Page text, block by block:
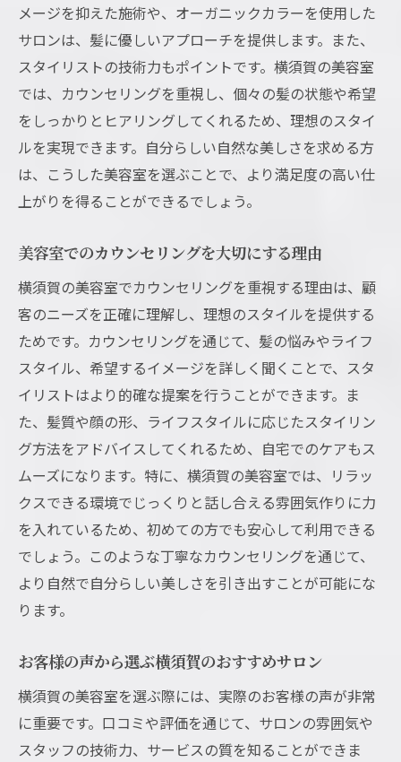
メージを抑えた施術や、オーガニックカラーを使用した
サロンは、髪に優しいアプローチを提供します。また、
スタイリストの技術力もポイントです。横須賀の美容室
では、カウンセリングを重視し、個々の髪の状態や希望
をしっかりとヒアリングしてくれるため、理想のスタイ
ルを実現できます。自分らしい自然な美しさを求める方
は、こうした美容室を選ぶことで、より満足度の高い仕
上がりを得ることができるでしょう。
美容室でのカウンセリングを大切にする理由
横須賀の美容室でカウンセリングを重視する理由は、顧
客のニーズを正確に理解し、理想のスタイルを提供する
ためです。カウンセリングを通じて、髪の悩みやライフ
スタイル、希望するイメージを詳しく聞くことで、スタ
イリストはより的確な提案を行うことができます。ま
た、髪質や顔の形、ライフスタイルに応じたスタイリン
グ方法をアドバイスしてくれるため、自宅でのケアもス
ムーズになります。特に、横須賀の美容室では、リラッ
クスできる環境でじっくりと話し合える雰囲気作りに力
を入れているため、初めての方でも安心して利用できる
でしょう。このような丁寧なカウンセリングを通じて、
より自然で自分らしい美しさを引き出すことが可能にな
ります。
お客様の声から選ぶ横須賀のおすすめサロン
横須賀の美容室を選ぶ際には、実際のお客様の声が非常
に重要です。口コミや評価を通じて、サロンの雰囲気や
スタッフの技術力、サービスの質を知ることができま